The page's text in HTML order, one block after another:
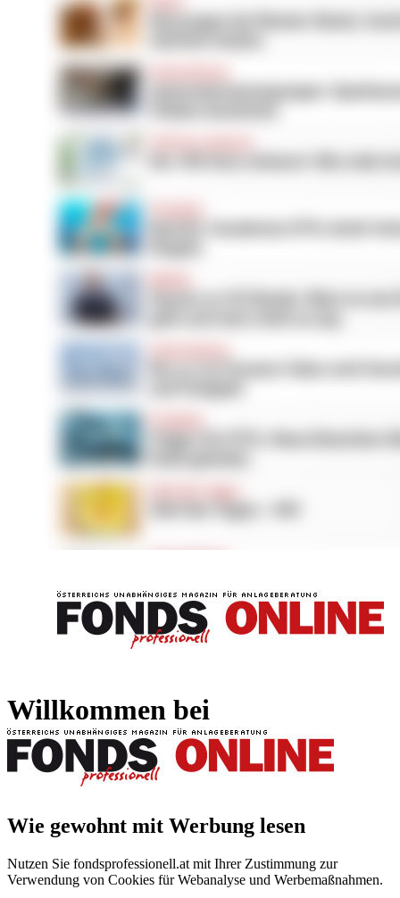
Willkommen bei
Wie gewohnt mit Werbung lesen
Nutzen Sie fondsprofessionell.at mit Ihrer Zustimmung zur
Verwendung von Cookies für Webanalyse und Werbemaßnahmen.